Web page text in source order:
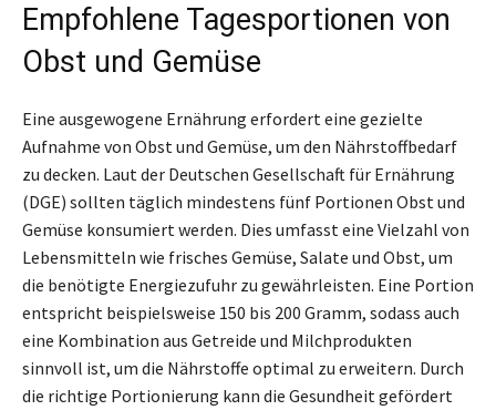
Empfohlene Tagesportionen von
Obst und Gemüse
Eine ausgewogene Ernährung erfordert eine gezielte
Aufnahme von Obst und Gemüse, um den Nährstoffbedarf
zu decken. Laut der Deutschen Gesellschaft für Ernährung
(DGE) sollten täglich mindestens fünf Portionen Obst und
Gemüse konsumiert werden. Dies umfasst eine Vielzahl von
Lebensmitteln wie frisches Gemüse, Salate und Obst, um
die benötigte Energiezufuhr zu gewährleisten. Eine Portion
entspricht beispielsweise 150 bis 200 Gramm, sodass auch
eine Kombination aus Getreide und Milchprodukten
sinnvoll ist, um die Nährstoffe optimal zu erweitern. Durch
die richtige Portionierung kann die Gesundheit gefördert